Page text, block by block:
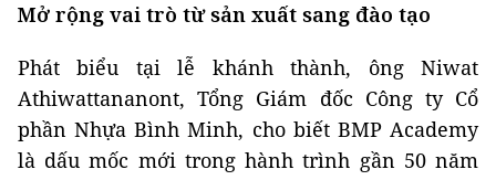
Mở rộng vai trò từ sản xuất sang đào tạo
Phát biểu tại lễ khánh thành, ông Niwat
Athiwattananont, Tổng Giám đốc Công ty Cổ
phần Nhựa Bình Minh, cho biết BMP Academy
là dấu mốc mới trong hành trình gần 50 năm